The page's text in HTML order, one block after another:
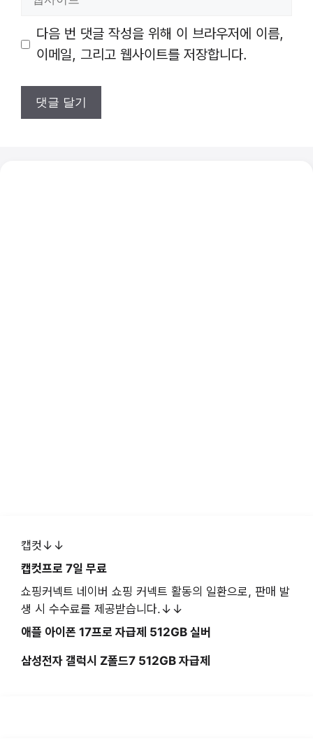
트
다음 번 댓글 작성을 위해 이 브라우저에 이름,
이메일, 그리고 웹사이트를 저장합니다.
캡컷↓↓
캡컷프로 7일 무료
쇼핑커넥트 네이버 쇼핑 커넥트 활동의 일환으로, 판매 발
생 시 수수료를 제공받습니다.↓↓
애플 아이폰 17프로 자급제 512GB 실버
삼성전자 갤럭시 Z폴드7 512GB 자급제